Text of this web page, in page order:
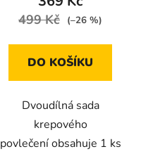
499 Kč (–26 %)
DO KOŠÍKU
Dvoudílná sada
krepového
povlečení obsahuje 1 ks